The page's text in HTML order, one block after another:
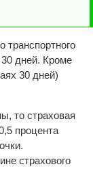
транспортного
дней. Кроме
30 дней)
то страховая
процента
страхового